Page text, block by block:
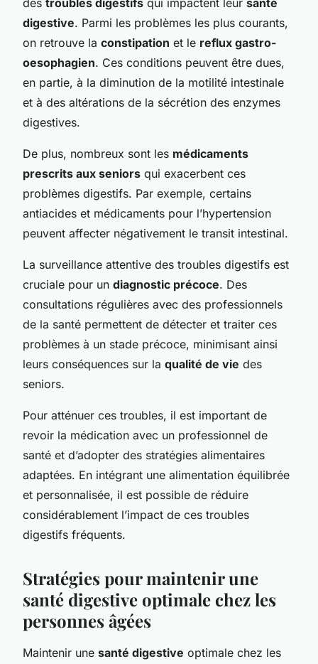
digestive. Parmi les problèmes les plus courants,
on retrouve la constipation et le reflux gastro-
oesophagien. Ces conditions peuvent être dues,
en partie, à la diminution de la motilité intestinale
et à des altérations de la sécrétion des enzymes
digestives.
De plus, nombreux sont les médicaments
prescrits aux seniors qui exacerbent ces
problèmes digestifs. Par exemple, certains
antiacides et médicaments pour l’hypertension
peuvent affecter négativement le transit intestinal.
La surveillance attentive des troubles digestifs est
cruciale pour un diagnostic précoce. Des
consultations régulières avec des professionnels
de la santé permettent de détecter et traiter ces
problèmes à un stade précoce, minimisant ainsi
leurs conséquences sur la qualité de vie des
seniors.
Pour atténuer ces troubles, il est important de
revoir la médication avec un professionnel de
santé et d’adopter des stratégies alimentaires
adaptées. En intégrant une alimentation équilibrée
et personnalisée, il est possible de réduire
considérablement l’impact de ces troubles
digestifs fréquents.
Stratégies pour maintenir une
santé digestive optimale chez les
personnes âgées
Maintenir une santé digestive optimale chez les